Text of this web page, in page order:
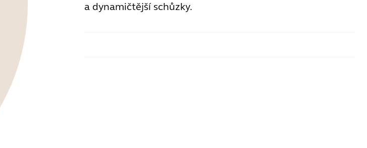
a dynamičtější schůzky.